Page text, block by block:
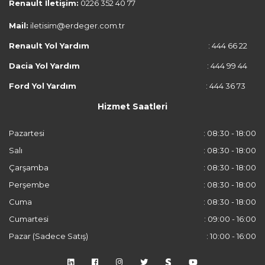
Renault İletişim: 0226 352 40 77
Mail: iletisim@erdeger.com.tr
Renault Yol Yardım : 444 66 22
Dacia Yol Yardım : 444 99 44
Ford Yol Yardım : 444 36 73
Hizmet Saatleri
Pazartesi
: 08:30 - 18:00
Salı
: 08:30 - 18:00
Çarşamba
: 08:30 - 18:00
Perşembe
: 08:30 - 18:00
Cuma
: 08:30 - 18:00
Cumartesi
: 09:00 - 16:00
Pazar (Sadece Satış)
: 10:00 - 16:00